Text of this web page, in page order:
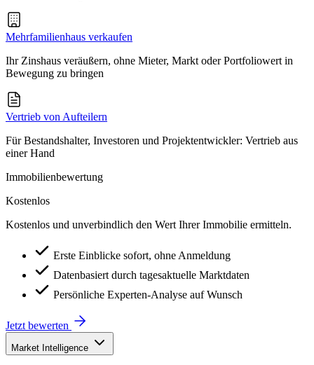
Mehrfamilienhaus verkaufen
Ihr Zinshaus veräußern, ohne Mieter, Markt oder Portfoliowert in
Bewegung zu bringen
Vertrieb von Aufteilern
Für Bestandshalter, Investoren und Projektentwickler: Vertrieb aus
einer Hand
Immobilienbewertung
Kostenlos
Kostenlos und unverbindlich den Wert Ihrer Immobilie ermitteln.
Erste Einblicke sofort, ohne Anmeldung
Datenbasiert durch tagesaktuelle Marktdaten
Persönliche Experten-Analyse auf Wunsch
Jetzt bewerten
Market Intelligence